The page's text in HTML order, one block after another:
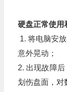
硬盘正常使用
1. 将电脑安
意外晃动；
2. 出现故障
划伤盘面，对